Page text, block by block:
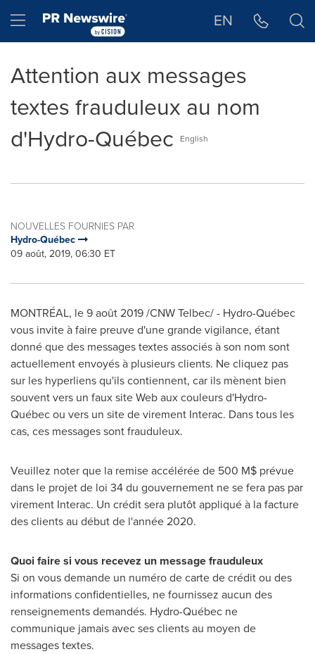
Hamburger menu EN
Attention aux messages
textes frauduleux au nom
d'Hydro-Québec
English
NOUVELLES FOURNIES PAR
Hydro-Québec
09 août, 2019, 06:30 ET
MONTRÉAL, le 9 août 2019 /CNW Telbec/ - Hydro-Québec
vous invite à faire preuve d'une grande vigilance, étant
donné que des messages textes associés à son nom sont
actuellement envoyés à plusieurs clients. Ne cliquez pas
sur les hyperliens qu'ils contiennent, car ils mènent bien
souvent vers un faux site Web aux couleurs d'Hydro-
Québec ou vers un site de virement Interac. Dans tous les
cas, ces messages sont frauduleux.
Veuillez noter que la remise accélérée de 500 M$ prévue
dans le projet de loi 34 du gouvernement ne se fera pas par
virement Interac. Un crédit sera plutôt appliqué à la facture
des clients au début de l'année 2020.
Quoi faire si vous recevez un message frauduleux
Si on vous demande un numéro de carte de crédit ou des
informations confidentielles, ne fournissez aucun des
renseignements demandés. Hydro-Québec ne
communique jamais avec ses clients au moyen de
messages textes.